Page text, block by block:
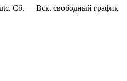
Сб. — Вск. свободный график